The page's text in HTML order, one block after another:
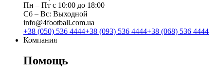
Пн ‒ Пт с 10:00 до 18:00
Сб ‒ Вс: Выходной
info@4football.com.ua
+38 (050) 536 4444+38 (093) 536 4444+38 (068) 536 4444
Компания
Помощь